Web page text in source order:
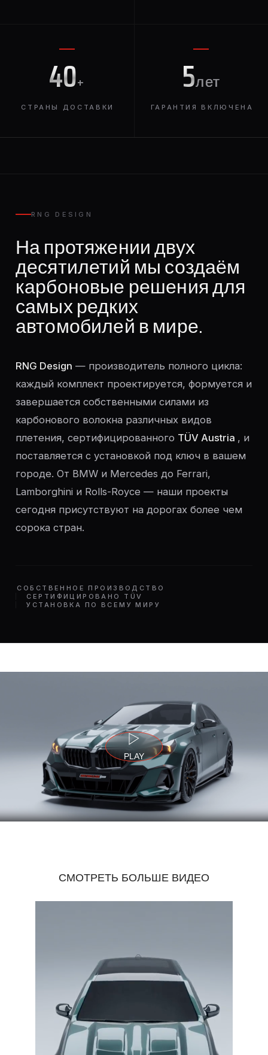
40+
СТРАНЫ ДОСТАВКИ
5лет
ГАРАНТИЯ ВКЛЮЧЕНА
RNG DESIGN
На протяжении двух
десятилетий мы создаём
карбоновые решения для
самых редких
автомобилей в мире.
RNG Design — производитель полного цикла:
каждый комплект проектируется, формуется и
завершается собственными силами из
карбонового волокна различных видов
плетения, сертифицированного TÜV Austria , и
поставляется с установкой под ключ в вашем
городе. От BMW и Mercedes до Ferrari,
Lamborghini и Rolls-Royce — наши проекты
сегодня присутствуют на дорогах более чем
сорока стран.
СОБСТВЕННОЕ ПРОИЗВОДСТВО
СЕРТИФИЦИРОВАНО TÜV
УСТАНОВКА ПО ВСЕМУ МИРУ
PLAY
СМОТРЕТЬ БОЛЬШЕ ВИДЕО